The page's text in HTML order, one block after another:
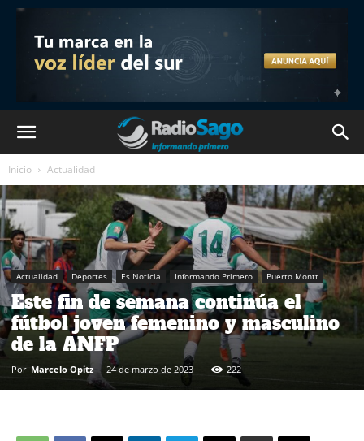
Inicio Actualidad
Actualidad Deportes Es Noticia Informando Primero Puerto Montt
Este fin de semana continúa el
fútbol joven femenino y masculino
de la ANFP
Por Marcelo Opitz - 24 de marzo de 2023 222